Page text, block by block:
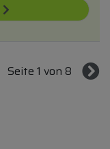
Seite 1 von 8